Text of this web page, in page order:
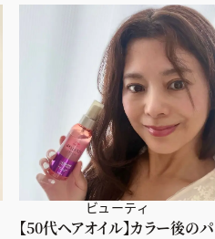
ビューティ
【50代ヘアオイル】カラー後のパ